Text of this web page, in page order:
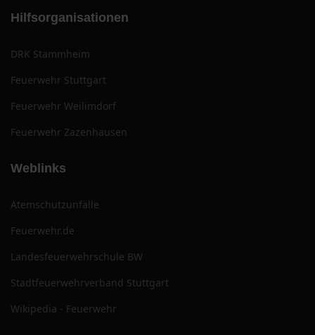
Hilfsorganisationen
DRK Stammheim
Feuerwehr Stuttgart
Feuerwehr Weilimdorf
Feuerwehr Zazenhausen
Weblinks
Atemschutzunfälle
Feuerwehr.de
Landesfeuerwehrschule BW
Stadtfeuerwehrverband Stuttgart
Wikipedia - Feuerwehr